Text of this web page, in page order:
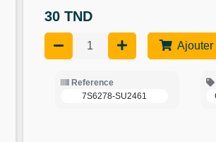
30 TND
Ajouter
Reference
7S6278-SU2461